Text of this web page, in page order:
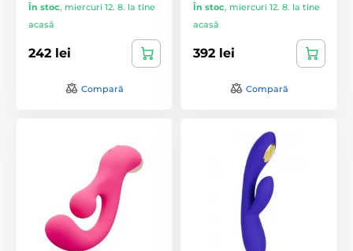
În stoc, miercuri 12. 8. la tine
acasă
242 lei
Compară
În stoc, miercuri 12. 8. la tine
acasă
392 lei
Compară